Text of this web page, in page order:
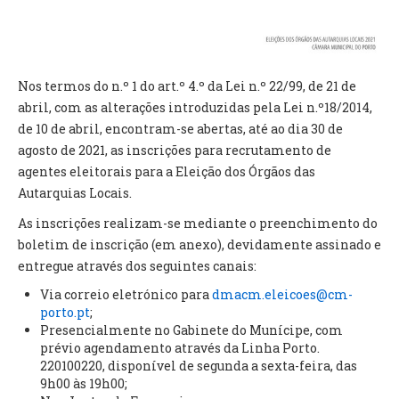
CONSTITUIÇÃO
PRESIDENTE
EXECUTIVO E PELOUROS
ASSEMBLEIA DE FREGUESIA
GRAVAÇÕES DAS REUNIÕES PÚBLICAS DO EXECUTIVO
DOCUMENTOS
ATAS E DOCUMENTOS DA ASSEMBLEIA
EDITAIS
REGULAMENTOS E TAXAS
PLANO E ORÇAMENTO
RELATÓRIO E CONTAS
Nos termos do n.º 1 do art.º 4.º da Lei n.º 22/99, de 21 de
abril, com as alterações introduzidas pela Lei n.º18/2014,
de 10 de abril, encontram-se abertas, até ao dia 30 de
agosto de 2021, as inscrições para recrutamento de
agentes eleitorais para a Eleição dos Órgãos das
Autarquias Locais.
As inscrições realizam-se mediante o preenchimento do
boletim de inscrição (em anexo), devidamente assinado e
entregue através dos seguintes canais:
Via correio eletrónico paradmacm.eleicoes@cm-
porto.pt;
Presencialmente no Gabinete do Munícipe, com
prévio agendamento através da Linha Porto.
220100220, disponível de segunda a sexta-feira, das
9h00 às 19h00;